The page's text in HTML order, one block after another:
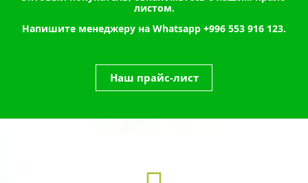
листом.
Напишите менеджеру на Whatsapp +996 553 916 123.
Наш прайс-лист